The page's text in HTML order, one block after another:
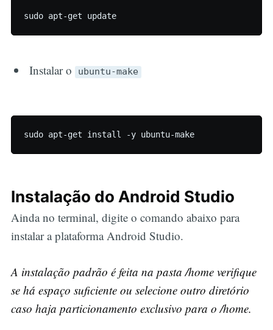
Instalar o ubuntu-make
sudo apt-get install -y ubuntu-make
Instalação do Android Studio
Ainda no terminal, digite o comando abaixo para
instalar a plataforma Android Studio.
A instalação padrão é feita na pasta /home verifique
se há espaço suficiente ou selecione outro diretório
caso haja particionamento exclusivo para o /home.